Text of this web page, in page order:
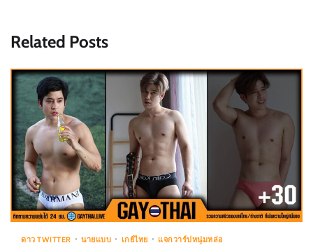
Related Posts
ดาว TWITTER นายแบบ เกย์ไทย แจกวาร์ปหนุ่มหล่อ